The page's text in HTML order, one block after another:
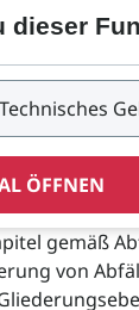
dieser
ÖFFNEN
gemäß
von